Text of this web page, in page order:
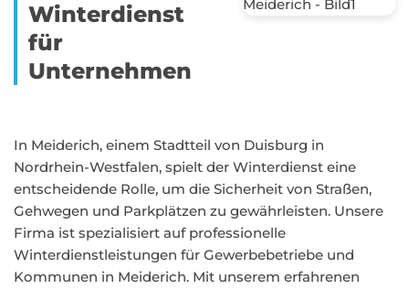
Winterdienst
für
Unternehmen
In Meiderich, einem Stadtteil von Duisburg in
Nordrhein-Westfalen, spielt der Winterdienst eine
entscheidende Rolle, um die Sicherheit von Straßen,
Gehwegen und Parkplätzen zu gewährleisten. Unsere
Firma ist spezialisiert auf professionelle
Winterdienstleistungen für Gewerbebetriebe und
Kommunen in Meiderich. Mit unserem erfahrenen